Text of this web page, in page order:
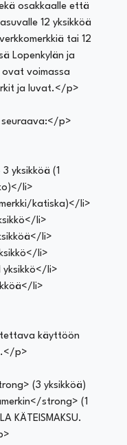
osakkaalle että
12 yksikköä
tai 12
Lopenkylän ja
ovat voimassa
ja luvat.</p>
seuraava:</p>
yksikköä (1
li>
katiska)</li>
li>
li>
li>
yksikkö</li>
li>
käyttöön
p>
(3 yksikköä)
strong> (1
KÄTEISMAKSU.